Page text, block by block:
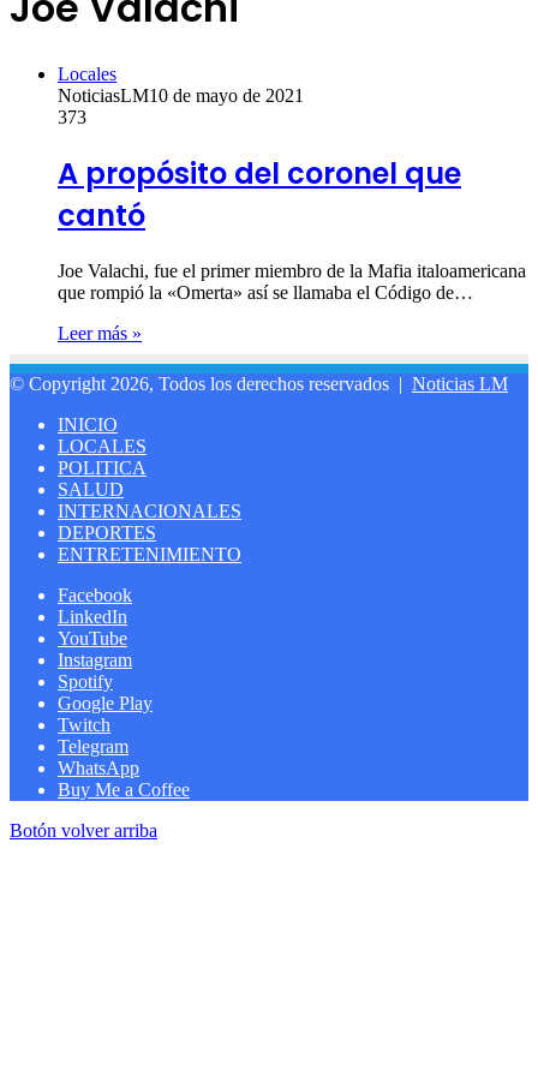
Locales
NoticiasLM10 de mayo de 2021
373
A propósito del coronel que
cantó
Joe Valachi, fue el primer miembro de la Mafia italoamericana
que rompió la «Omerta» así se llamaba el Código de…
Leer más »
© Copyright 2026, Todos los derechos reservados | Noticias LM
INICIO
LOCALES
POLITICA
SALUD
INTERNACIONALES
DEPORTES
ENTRETENIMIENTO
Facebook
LinkedIn
YouTube
Instagram
Spotify
Google Play
Twitch
Telegram
WhatsApp
Buy Me a Coffee
Botón volver arriba